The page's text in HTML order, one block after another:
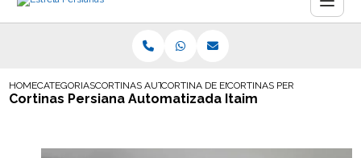
HOMECATEGORIASCORTINAS AUTOMATICASCORTINA DE ENROLAR AUTOMATICA
CORTINAS PERSIANA
Cortinas Persiana Automatizada Itaim